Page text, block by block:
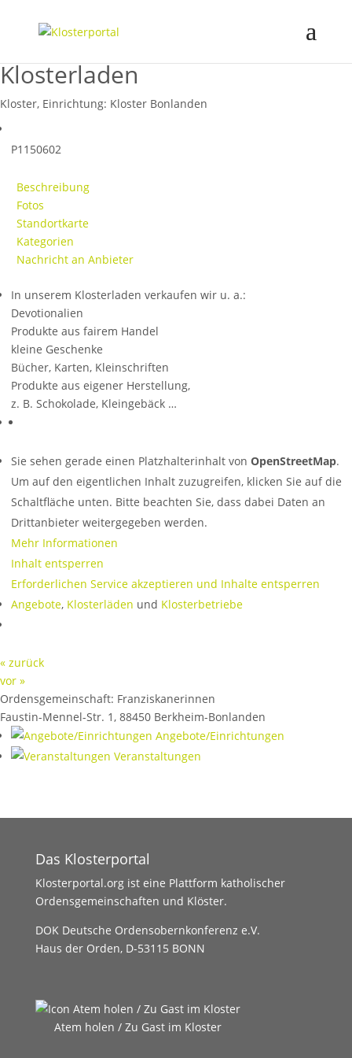
Klosterladen
Kloster, Einrichtung: Kloster Bonlanden
P1150602
Beschreibung
Fotos
Standortkarte
Kategorien
Nachricht an Anbieter
In unserem Klosterladen verkaufen wir u. a.:
Devotionalien
Produkte aus fairem Handel
kleine Geschenke
Bücher, Karten, Kleinschriften
Produkte aus eigener Herstellung,
z. B. Schokolade, Kleingebäck …
Sie sehen gerade einen Platzhalterinhalt von OpenStreetMap.
Um auf den eigentlichen Inhalt zuzugreifen, klicken Sie auf die
Schaltfläche unten. Bitte beachten Sie, dass dabei Daten an
Drittanbieter weitergegeben werden.
Mehr Informationen
Inhalt entsperren
Erforderlichen Service akzeptieren und Inhalte entsperren
Angebote, Klosterläden und Klosterbetriebe
« zurück
vor »
Ordensgemeinschaft: Franziskanerinnen
Faustin-Mennel-Str. 1, 88450 Berkheim-Bonlanden
Angebote/Einrichtungen
Veranstaltungen
Das Klosterportal
Klosterportal.org ist eine Plattform katholischer
Ordensgemeinschaften und Klöster.
DOK Deutsche Ordensobernkonferenz e.V.
Haus der Orden, D-53115 BONN
Atem holen / Zu Gast im Kloster